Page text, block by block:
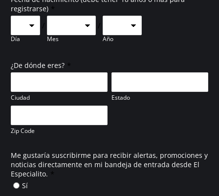
registrarse) *
Día
/
Mes
/
Año
¿De dónde eres? *
Ciudad Estado
Zip Code
Me gustaría suscribirme para recibir alertas, promociones y
noticias directamente en mi bandeja de entrada desde El
Especialito. *
Sí